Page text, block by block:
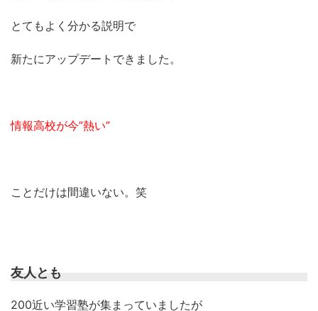
とてもよく分かる説明で
新たにアップデートできました。
情報高校が今”熱い”
ことだけは間違いない。笑
友人とも
200近い学習塾が集まっていましたが